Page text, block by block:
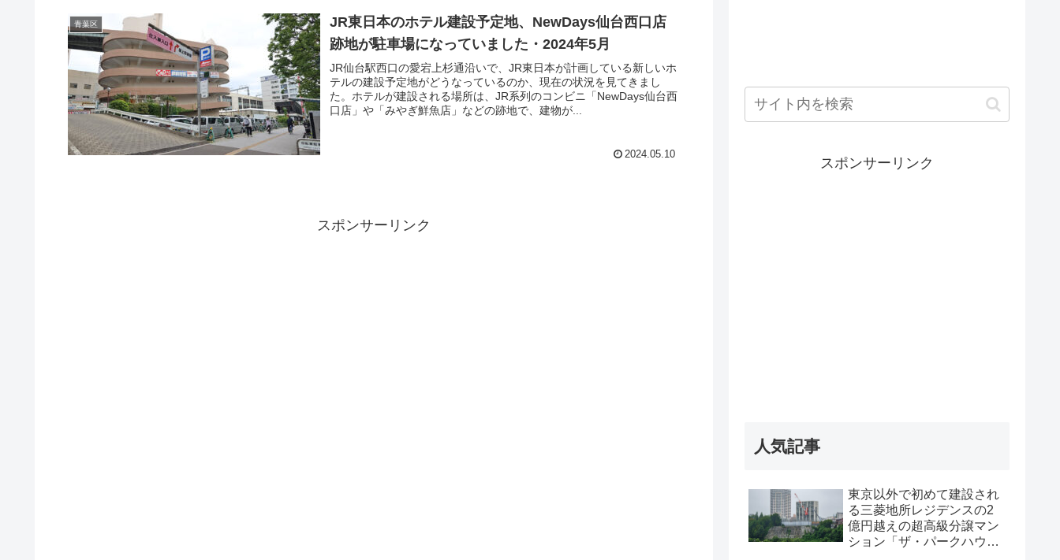
青葉区
JR東日本のホテル建設予定地、NewDays仙台西口店
跡地が駐車場になっていました・2024年5月
JR仙台駅西口の愛宕上杉通沿いで、JR東日本が計画している新しいホ
テルの建設予定地がどうなっているのか、現在の状況を見てきまし
た。ホテルが建設される場所は、JR系列のコンビニ「NewDays仙台西
口店」や「みやぎ鮮魚店」などの跡地で、建物が...
2024.05.10
スポンサーリンク
スポンサーリンク
人気記事
東京以外で初めて建設され
る三菱地所レジデンスの2
億円越えの超高級分譲マン
ション「ザ・パークハウス